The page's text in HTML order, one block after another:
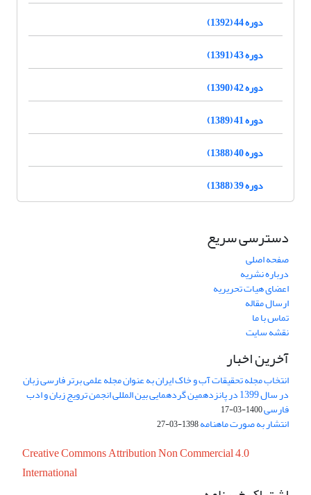
دوره 44 (1392)
دوره 43 (1391)
دوره 42 (1390)
دوره 41 (1389)
دوره 40 (1388)
دوره 39 (1388)
دسترسی سریع
صفحه اصلی
درباره نشریه
اعضای هیات تحریریه
ارسال مقاله
تماس با ما
نقشه سایت
آخرین اخبار
انتخاب مجله تحقیقات آب و خاک ایران به عنوان مجله علمی برتر فارسی زبان
در سال 1399 در پانزدهمین گردهمایی بین المللی انجمن ترویج زبان و ادب
فارسی1400-03-17
انتشار به صورت ماهنامه1398-03-27
Creative Commons Attribution Non Commercial 4.0
International